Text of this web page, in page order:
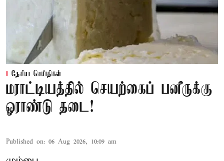
தேசிய செய்திகள்
மராட்டியத்தில் செயற்கைப் பனீருக்கு
ஓராண்டு தடை!
Published on: 06 Aug 2026, 10:09 am